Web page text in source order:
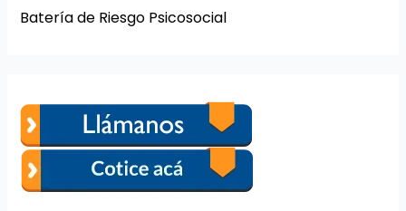
Batería de Riesgo Psicosocial